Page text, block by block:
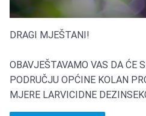
DRAGI MJEŠTANI!
OBAVJEŠTAVAMO VAS DA ĆE
PODRUČJU OPĆINE KOLAN
MJERE LARVICIDNE